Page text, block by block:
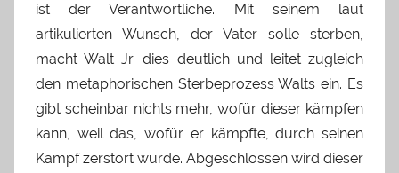
ist der Verantwortliche. Mit seinem laut
artikulierten Wunsch, der Vater solle sterben,
macht Walt Jr. dies deutlich und leitet zugleich
den metaphorischen Sterbeprozess Walts ein. Es
gibt scheinbar nichts mehr, wofür dieser kämpfen
kann, weil das, wofür er kämpfte, durch seinen
Kampf zerstört wurde. Abgeschlossen wird dieser